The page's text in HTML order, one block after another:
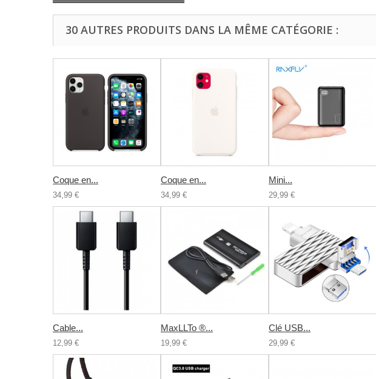
30 AUTRES PRODUITS DANS LA MÊME CATÉGORIE :
Coque en...
34,99 €
Coque en...
34,99 €
Mini...
29,99 €
Cable...
12,99 €
MaxLLTo ®...
19,99 €
Clé USB...
29,99 €